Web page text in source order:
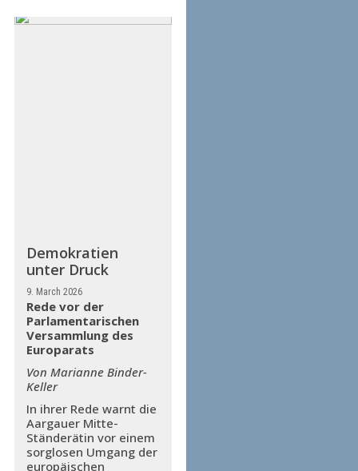
Demokratien
unter Druck
9. March 2026
Rede vor der
Parlamentarischen
Versammlung des
Europarats
Von Marianne Binder-
Keller
In ihrer Rede warnt die
Aargauer Mitte-
Ständerätin vor einem
sorglosen Umgang der
europäischen